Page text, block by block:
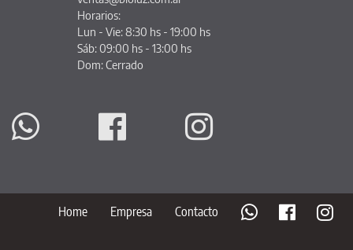
Horarios:
Lun - Vie: 8:30 hs - 19:00 hs
Sáb: 09:00 hs - 13:00 hs
Dom: Cerrado
Home Empresa Contacto